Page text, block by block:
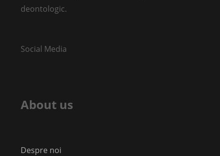
deontologic.
Social Media
About us
Despre noi